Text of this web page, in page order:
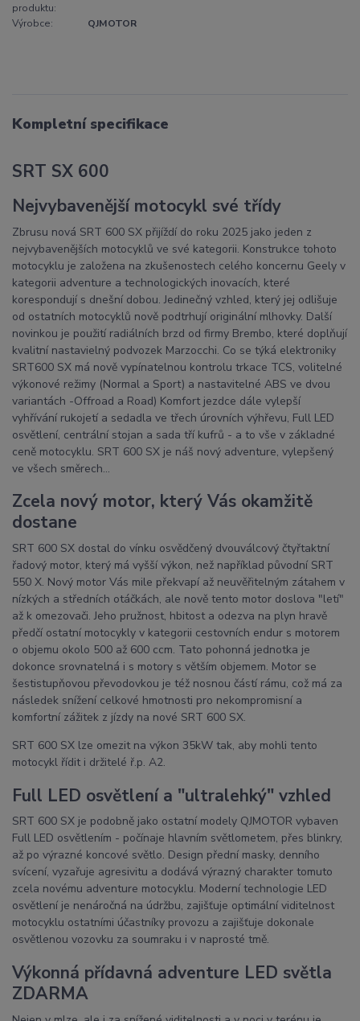
produktu:
Výrobce: QJMOTOR
Kompletní specifikace
SRT SX 600
Nejvybavenější motocykl své třídy
Zbrusu nová SRT 600 SX přijíždí do roku 2025 jako jeden z
nejvybavenějších motocyklů ve své kategorii. Konstrukce tohoto
motocyklu je založena na zkušenostech celého koncernu Geely v
kategorii adventure a technologických inovacích, které
korespondují s dnešní dobou. Jedinečný vzhled, který jej odlišuje
od ostatních motocyklů nově podtrhují originální mlhovky. Další
novinkou je použití radiálních brzd od firmy Brembo, které doplňují
kvalitní nastavielný podvozek Marzocchi. Co se týká elektroniky
SRT600 SX má nově vypínatelnou kontrolu trkace TCS, volitelné
výkonové režimy (Normal a Sport) a nastavitelné ABS ve dvou
variantách -Offroad a Road) Komfort jezdce dále vylepší
vyhřívání rukojetí a sedadla ve třech úrovních výhřevu, Full LED
osvětlení, centrální stojan a sada tří kufrů - a to vše v základné
ceně motocyklu. SRT 600 SX je náš nový adventure, vylepšený
ve všech směrech...
Zcela nový motor, který Vás okamžitě
dostane
SRT 600 SX dostal do vínku osvědčený dvouválcový čtyřtaktní
řadový motor, který má vyšší výkon, než například původní SRT
550 X. Nový motor Vás mile překvapí až neuvěřitelným zátahem v
nízkých a středních otáčkách, ale nově tento motor doslova "letí"
až k omezovači. Jeho pružnost, hbitost a odezva na plyn hravě
předčí ostatní motocykly v kategorii cestovních endur s motorem
o objemu okolo 500 až 600 ccm. Tato pohonná jednotka je
dokonce srovnatelná i s motory s větším objemem. Motor se
šestistupňovou převodovkou je též nosnou částí rámu, což má za
následek snížení celkové hmotnosti pro nekompromisní a
komfortní zážitek z jízdy na nové SRT 600 SX.
SRT 600 SX lze omezit na výkon 35kW tak, aby mohli tento
motocykl řídit i držitelé ř.p. A2.
Full LED osvětlení a "ultralehký" vzhled
SRT 600 SX je podobně jako ostatní modely QJMOTOR vybaven
Full LED osvětlením - počínaje hlavním světlometem, přes blinkry,
až po výrazné koncové světlo. Design přední masky, denního
svícení, vyzařuje agresivitu a dodává výrazný charakter tomuto
zcela novému adventure motocyklu. Moderní technologie LED
osvětlení je nenáročná na údržbu, zajišťuje optimální viditelnost
motocyklu ostatními účastníky provozu a zajišťuje dokonale
osvětlenou vozovku za soumraku i v naprosté tmě.
Výkonná přídavná adventure LED světla
ZDARMA